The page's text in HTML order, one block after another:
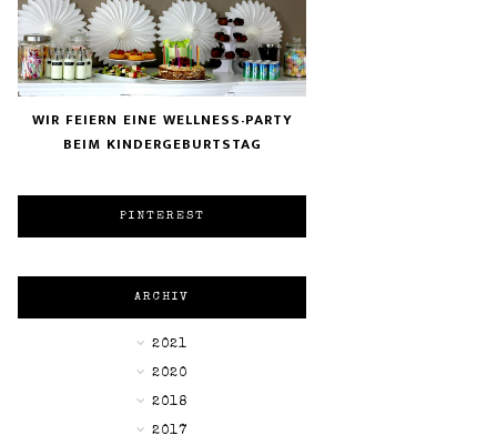
WIR FEIERN EINE WELLNESS-PARTY
BEIM KINDERGEBURTSTAG
PINTEREST
ARCHIV
►2021
►2020
►2018
►2017